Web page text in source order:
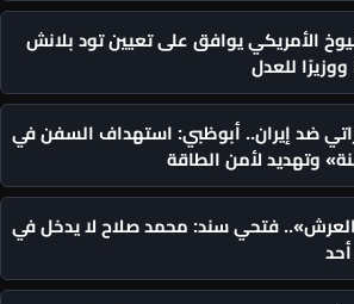
الأمريكي يوافق على تعيين تود بلانش
للعدل
ضد إيران.. أبوظبي: استهداف السفن في
وتهديد لأمن الطاقة
فتحي سند: محمد صلاح لا يدخل في